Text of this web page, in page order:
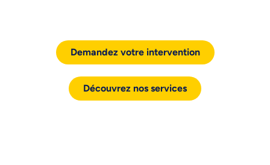
Demandez votre intervention
Découvrez nos services